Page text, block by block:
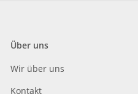
Über uns
Wir über uns
Kontakt